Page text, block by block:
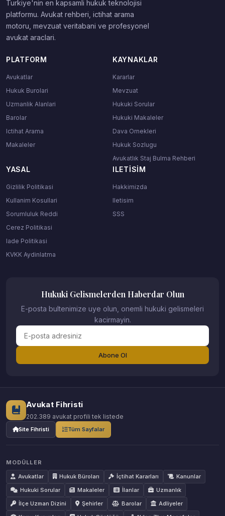
Turkiye'nin en kapsamli hukuk teknolojisi
platformu. Avukat rehberi, ictihat arama
motoru, mevzuat veritabani ve profesyonel
avukat araclari.
PLATFORM
Avukatlar
Hukuk Burolari
Uzmanlik Alanlari
Barolar
Ictihat Arama
Makaleler
KAYNAKLAR
Kararlar
Mevzuat
Hukuki Sorular
Hukuki Makaleler
Dava Ornekleri
Hukuk Sozlugu
Avukatlık Staj Bulma Rehberi
YASAL
Gizlilik Politikasi
Kullanim Kosullari
Sorumluluk Reddi
Cerez Politikasi
Iade Politikasi
KVKK Aydinlatma
ILETISIM
Hakkimizda
Iletisim
SSS
Hukuki Gelismelerden Haberdar Olun
E-posta bultenimize uye olun, onemli hukuki gelismeleri
kacirmayin.
Abone Ol
Avukat Fihristi
202.389 avukat profili tek listede
Site Fihristi Tüm Sayfalar
MODÜLLER
Avukatlar
Hukuk Büroları İçtihat Kararları
Kanunlar
Hukuki Sorular
Makaleler İlanlar
Uzmanlık
İlçe Uzman Dizini
Şehirler Barolar
Adliyeler